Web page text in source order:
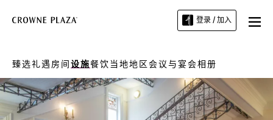
登录 / 加入
臻选礼遇 房间设施餐饮当地地区会议与宴会相册